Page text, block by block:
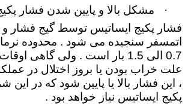
·
مشکل بالا و پایین شدن فشار
فشار پکیج ایساتیس توسط گیج فشار و
اتمسفر سنجیده می‌ شود . محدوده
0.7 الی 1.5 بار است . ولی گاهی
علت خراب بودن یا بروز اختلال در
، این فشار بالا یا پایین شود که در این
پکیج ایساتیس نیاز خواهد بود .